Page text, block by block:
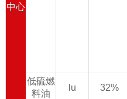
中心
低硫燃
料油
lu 32%